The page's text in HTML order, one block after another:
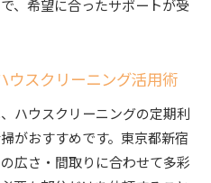
、希望に合ったサポートが受
ウスクリーニング活用術
ハウスクリーニングの定期利
がおすすめです。東京都新宿
広さ・間取りに合わせて多彩